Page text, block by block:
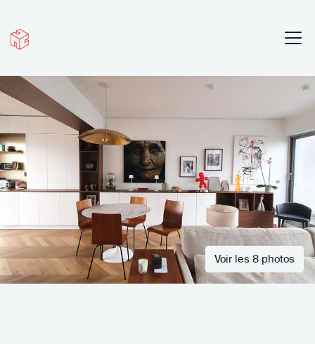
Voir les 8 photos